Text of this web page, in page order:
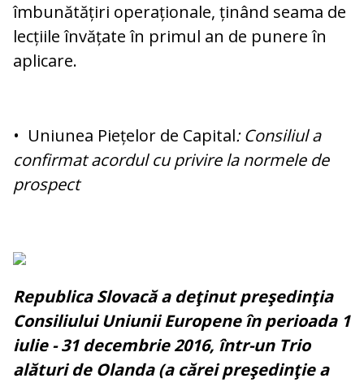
îmbunătățiri operaționale, ținând sea­ma de
lecțiile învățate în primul an de pu­nere în
aplicare.
• Uniunea Piețelor de Capital: Consiliul a
con­firmat acordul cu privire la normele de
prospect
Republica Slovacă a deţinut preşedinţia
Consiliului Uniunii Europene în perioada 1
iulie - 31 decembrie 2016, într-un Trio
alături de Olanda (a cărei preşedinţie a